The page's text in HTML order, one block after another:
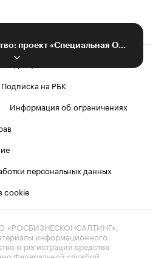
Редакция
Подписка на РБК
Информация об ограничениях
персональных данных
cookie
информационного
о регистрации средства
Федеральной службой